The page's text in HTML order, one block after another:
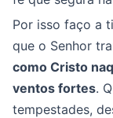
Por isso faço a
que o Senhor
como Cristo
ventos fortes.
tempestades,